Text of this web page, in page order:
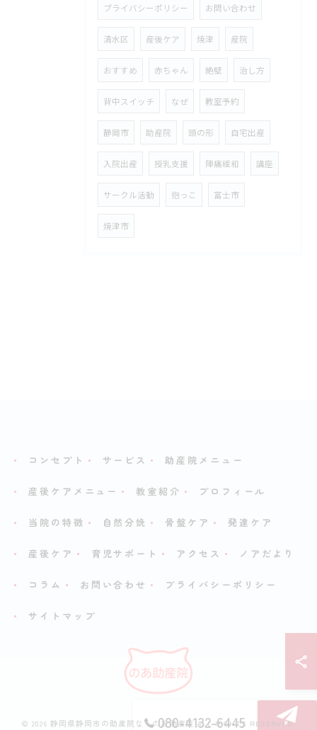
プライバシーポリシー お問い合わせ
清水区 産後ケア 焼津 産院
おすすめ 赤ちゃん 絶壁 治し方
背中スイッチ なぜ 教室予約
静岡市 助産院 頭の形 自宅出産
入院出産 授乳支援 陣痛緩和 講座
サークル活動 抱っこ 富士市
焼津市
080-4132-6445
コンセプト サービス 助産院メニュー
産後ケアメニュー 教室紹介 プロフィール
当院の特徴 自然分娩 骨盤ケア 発達ケア
産後ケア 育児サポート アクセス ノアだより
コラム お問い合わせ プライバシーポリシー
サイトマップ
© 2026 静岡県静岡市の助産院ならのあ助産院 ALL RIGHTS RESERVED.